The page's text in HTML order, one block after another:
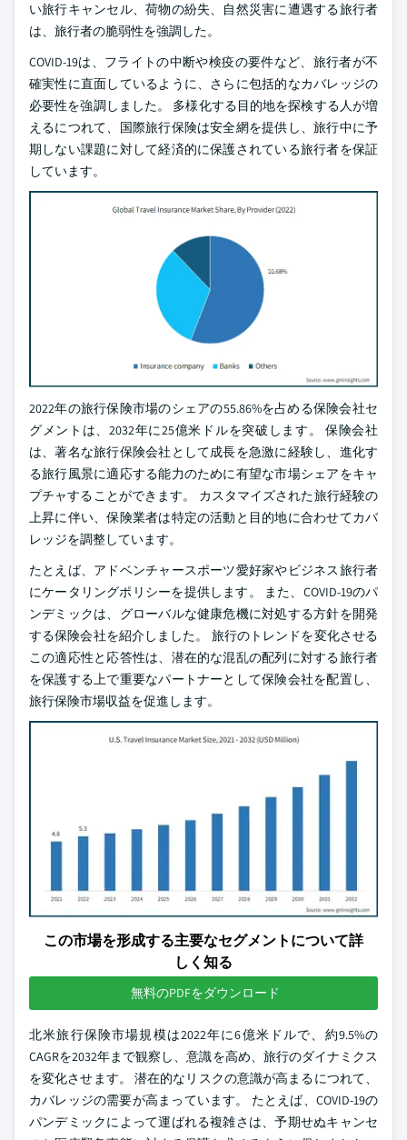
い旅行キャンセル、荷物の紛失、自然災害に遭遇する旅行者
は、旅行者の脆弱性を強調した。
COVID-19は、フライトの中断や検疫の要件など、旅行者が不
確実性に直面しているように、さらに包括的なカバレッジの
必要性を強調しました。 多様化する目的地を探検する人が増
えるにつれて、国際旅行保険は安全網を提供し、旅行中に予
期しない課題に対して経済的に保護されている旅行者を保証
しています。
2022年の旅行保険市場のシェアの55.86%を占める保険会社セ
グメントは、2032年に25億米ドルを突破します。 保険会社
は、著名な旅行保険会社として成長を急激に経験し、進化す
る旅行風景に適応する能力のために有望な市場シェアをキャ
プチャすることができます。 カスタマイズされた旅行経験の
上昇に伴い、保険業者は特定の活動と目的地に合わせてカバ
レッジを調整しています。
たとえば、アドベンチャースポーツ愛好家やビジネス旅行者
にケータリングポリシーを提供します。 また、COVID-19のパ
ンデミックは、グローバルな健康危機に対処する方針を開発
する保険会社を紹介しました。 旅行のトレンドを変化させる
この適応性と応答性は、潜在的な混乱の配列に対する旅行者
を保護する上で重要なパートナーとして保険会社を配置し、
旅行保険市場収益を促進します。
この市場を形成する主要なセグメントについて詳
しく知る
無料のPDFをダウンロード
北米旅行保険市場規模は2022年に6億米ドルで、約9.5%の
CAGRを2032年まで観察し、意識を高め、旅行のダイナミクス
を変化させます。 潜在的なリスクの意識が高まるにつれて、
カバレッジの需要が高まっています。 たとえば、COVID-19の
パンデミックによって運ばれる複雑さは、予期せぬキャンセ